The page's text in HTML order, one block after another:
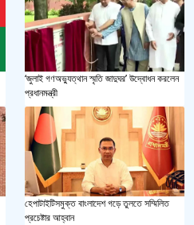
‘জুলাই গণঅভ্যুত্থান স্মৃতি জাদুঘর’ উদ্বোধন করলেন
প্রধানমন্ত্রী
হেপাটাইটিসমুক্ত বাংলাদেশ গড়ে তুলতে সম্মিলিত
প্রচেষ্টার আহ্বান